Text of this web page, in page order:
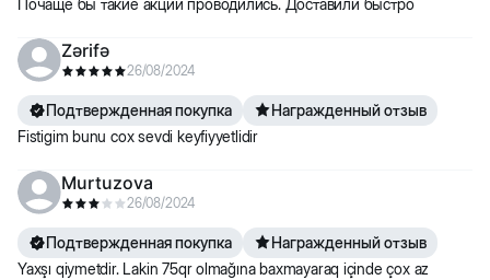
Почаще бы такие акции проводились. Доставили быстро
Zərifə
26/08/2024
Подтвержденная покупка
Награжденный отзыв
Fistigim bunu cox sevdi keyfiyyetlidir
Murtuzova
26/08/2024
Подтвержденная покупка
Награжденный отзыв
Yaxşı qiymetdir. Lakin 75qr olmağına baxmayaraq içinde çox az